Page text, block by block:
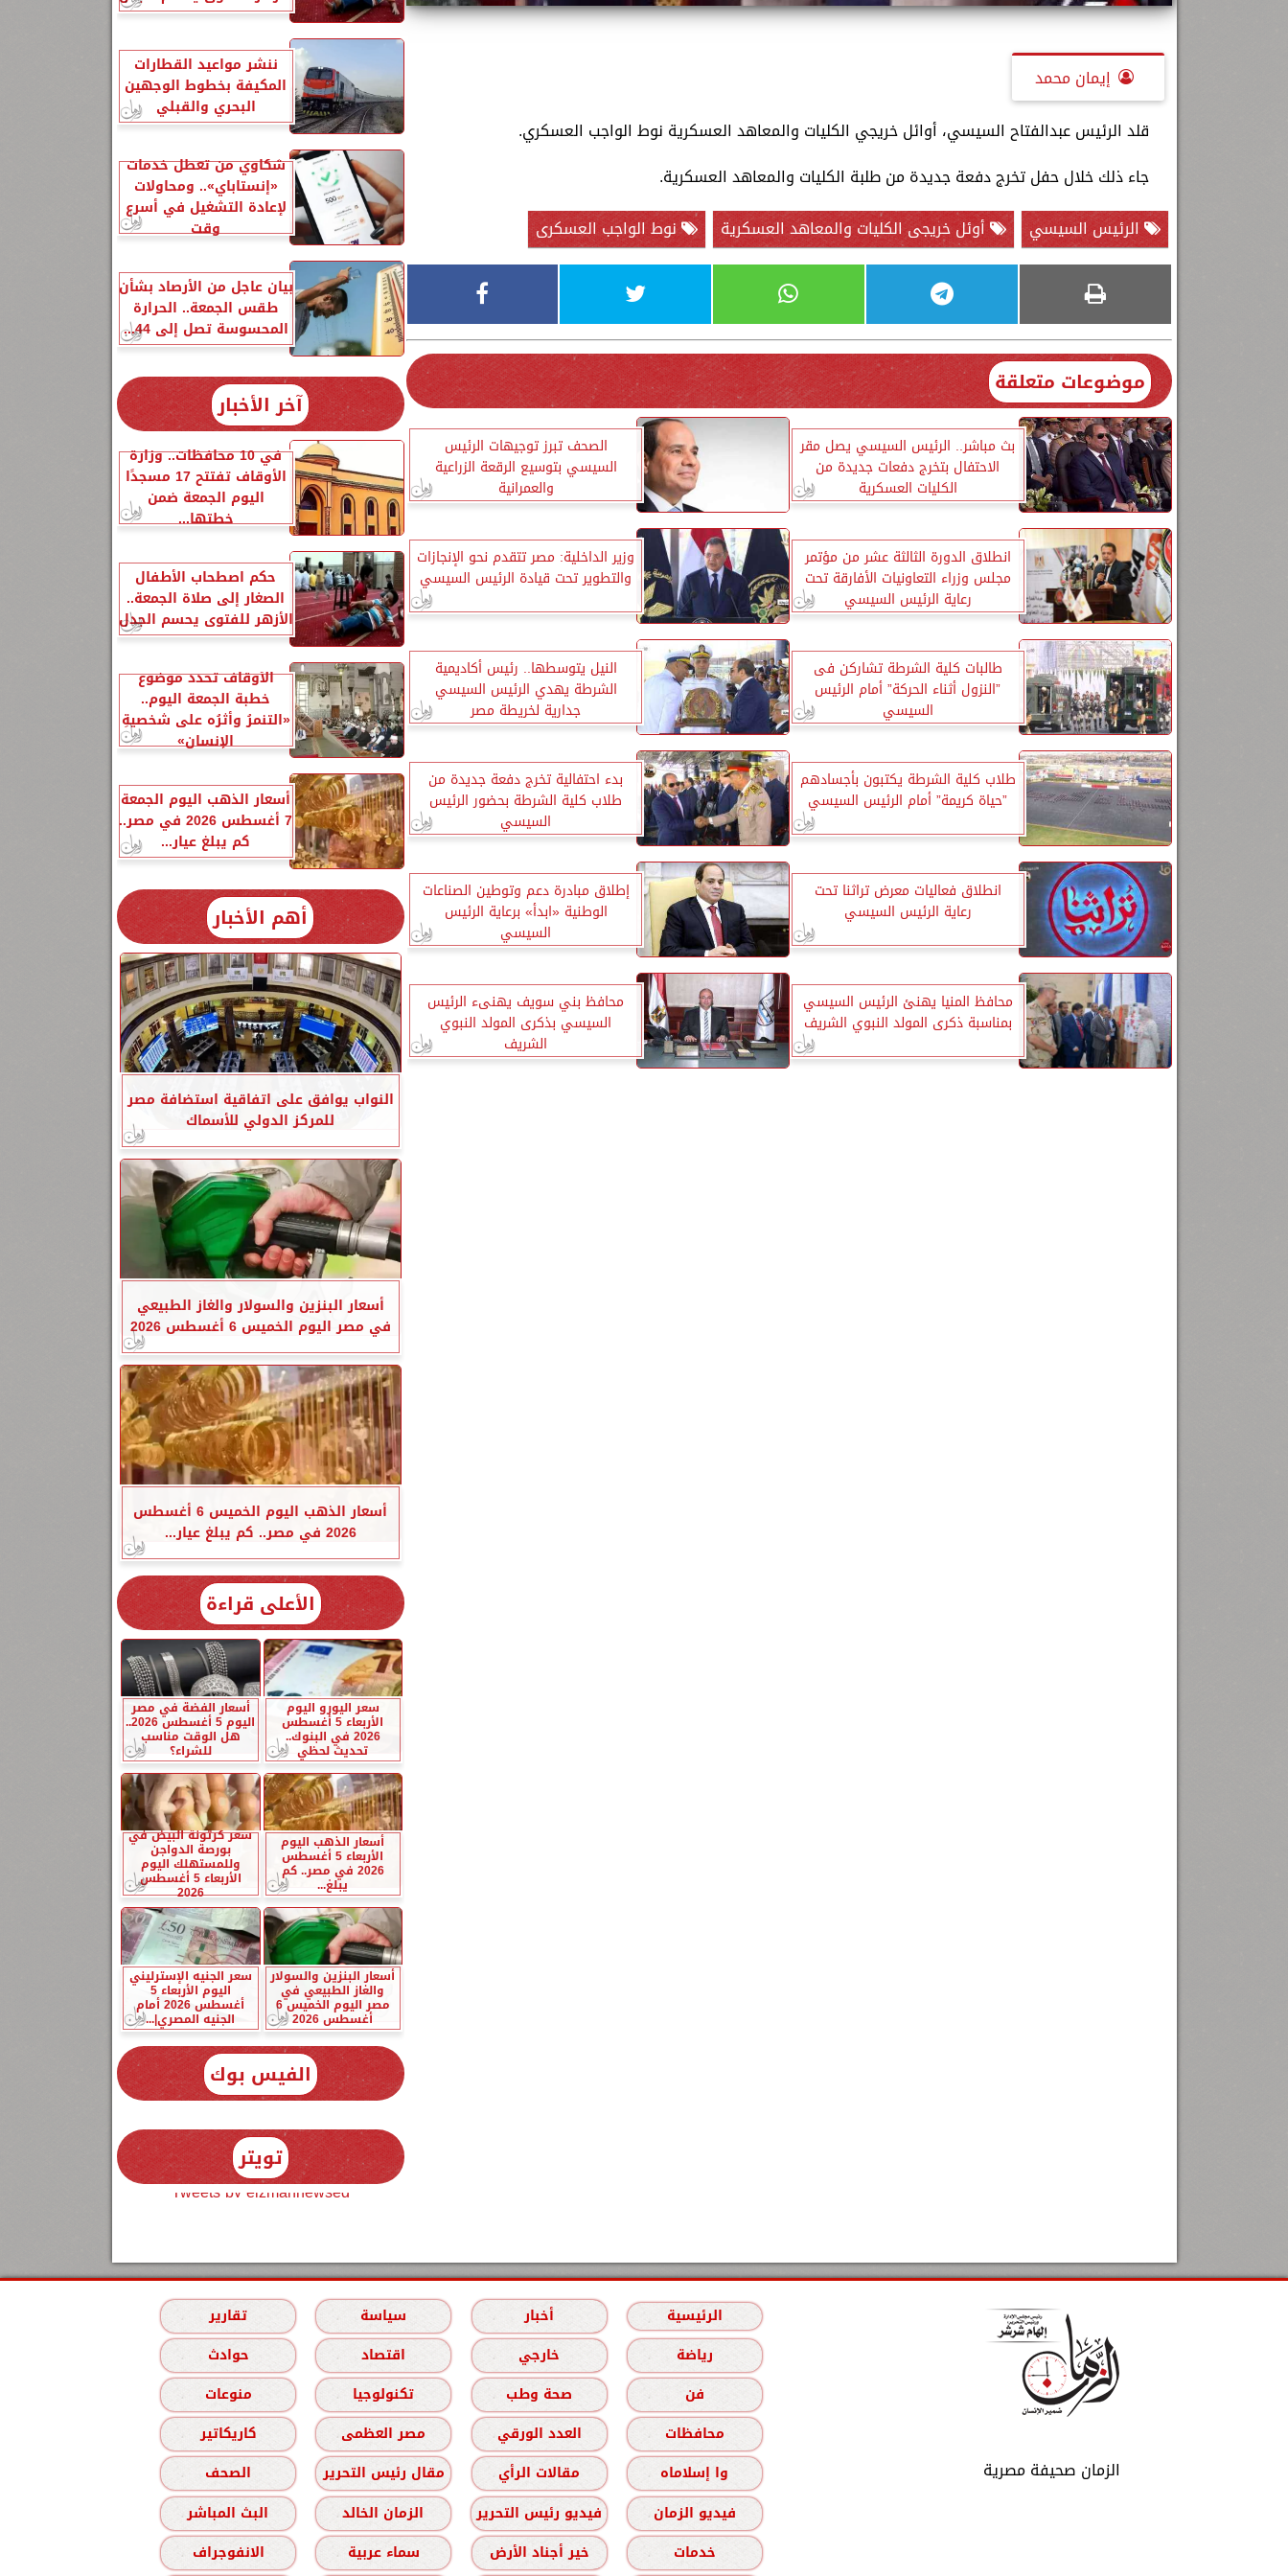
إيمان محمد
قلد الرئيس عبدالفتاح السيسي، أوائل خريجي الكليات والمعاهد العسكرية نوط الواجب العسكري.
جاء ذلك خلال حفل تخرج دفعة جديدة من طلبة الكليات والمعاهد العسكرية.
الرئيس السيسي
أوئل خريجى الكليات والمعاهد العسكرية نوط الواجب العسكرى
موضوعات متعلقة
بث مباشر.. الرئيس السيسي يصل مقر
الاحتفال بتخرج دفعات جديدة من
الكليات العسكرية
الصحف تبرز توجيهات الرئيس
السيسي بتوسيع الرقعة الزراعية
والعمرانية
انطلاق الدورة الثالثة عشر من مؤتمر
مجلس وزراء التعاونيات الأفارقة تحت
رعاية الرئيس السيسي
وزير الداخلية: مصر تتقدم نحو الإنجازات
والتطوير تحت قيادة الرئيس السيسي
طالبات كلية الشرطة تشاركن فى
”النزول أثناء الحركة” أمام الرئيس
السيسي
النيل يتوسطها.. رئيس أكاديمية
الشرطة يهدي الرئيس السيسي
جدارية لخريطة مصر
طلاب كلية الشرطة يكتبون بأجسادهم
”حياة كريمة” أمام الرئيس السيسي
بدء احتفالية تخرج دفعة جديدة من
طلاب كلية الشرطة بحضور الرئيس
السيسي
انطلاق فعاليات معرض تراثنا تحت
رعاية الرئيس السيسي
إطلاق مبادرة دعم وتوطين الصناعات
الوطنية «ابدأ» برعاية الرئيس
السيسي
محافظ المنيا يهنئ الرئيس السيسي
بمناسبة ذكرى المولد النبوي الشريف
محافظ بني سويف يهنىء الرئيس
السيسي بذكرى المولد النبوي
الشريف
ننشر مواعيد القطارات
المكيفة بخطوط الوجهين
البحري والقبلي
شكاوي من تعطل خدمات
«إنستاباي».. ومحاولات
لإعادة التشغيل في أسرع
وقت
بيان عاجل من الأرصاد بشأن
طقس الجمعة.. الحرارة
المحسوسة تصل إلى 44...
آخر الأخبار
في 10 محافظات.. وزارة
الأوقاف تفتتح 17 مسجدًا
اليوم الجمعة ضمن
خطتها...
حكم اصطحاب الأطفال
الصغار إلى صلاة الجمعة..
الأزهر للفتوى يحسم الجدل
الأوقاف تحدد موضوع
خطبة الجمعة اليوم..
«التنمرُ وأثرُه على شخصيةِ
الإنسانِ»
أسعار الذهب اليوم الجمعة
7 أغسطس 2026 في مصر..
كم يبلغ عيار...
أهم الأخبار
النواب يوافق على اتفاقية استضافة مصر
للمركز الدولي للأسماك
أسعار البنزين والسولار والغاز الطبيعي
في مصر اليوم الخميس 6 أغسطس 2026
أسعار الذهب اليوم الخميس 6 أغسطس
2026 في مصر.. كم يبلغ عيار...
الأعلى قراءة
سعر اليورو اليوم
الأربعاء 5 أغسطس
2026 في البنوك..
تحديث لحظي
أسعار الفضة في مصر
اليوم 5 أغسطس 2026..
هل الوقت مناسب
للشراء؟
أسعار الذهب اليوم
الأربعاء 5 أغسطس
2026 في مصر.. كم
يبلغ...
سعر كرتونة البيض في
بورصة الدواجن
وللمستهلك اليوم
الأربعاء 5 أغسطس
2026
أسعار البنزين والسولار
والغاز الطبيعي في
مصر اليوم الخميس 6
أغسطس 2026
سعر الجنيه الإسترليني
اليوم الأربعاء 5
أغسطس 2026 أمام
الجنيه المصري|...
الفيس بوك
تويتر
Tweets by elzmannewseg
الزمان صحيفة مصرية
الرئيسية أخبار سياسة
تقارير
رياضة
خارجي اقتصاد
حوادث
فن
صحة وطب تكنولوجيا
منوعات
محافظات
العدد الورقي مصر العظمى
كاريكاتير
وا إسلاماه
مقالات الرأي مقال رئيس التحرير
الصحف
فيديو الزمان
فيديو رئيس التحرير الزمان الخالد
البث المباشر
خدمات
خير أجناد الأرض سماء عربية الانفوجراف